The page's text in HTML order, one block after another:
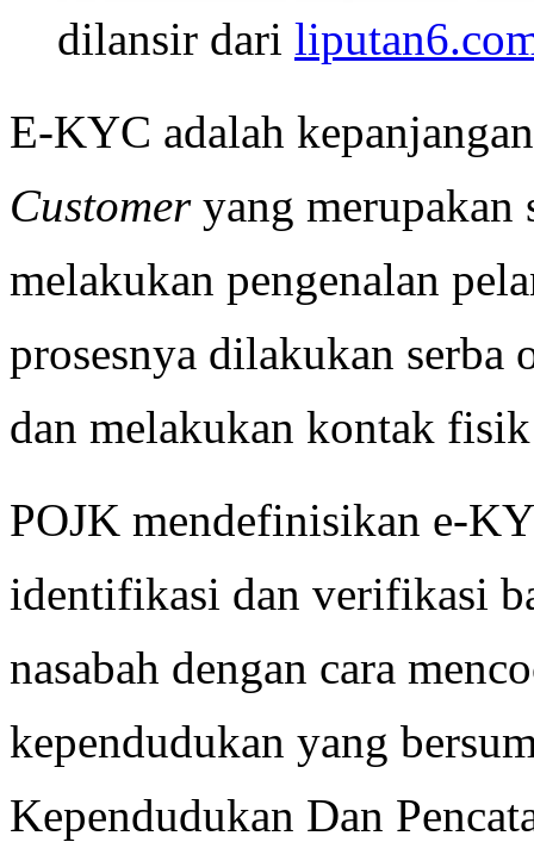
dilansir dari
E-KYC adalah
Customer yang merupakan
melakukan pengenalan
prosesnya dilakukan serba
dan melakukan kontak
POJK mendefinisikan e-
identifikasi dan verifikasi
nasabah dengan cara
kependudukan yang
Kependudukan Dan